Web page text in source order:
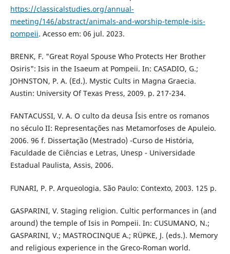
https://classicalstudies.org/annual-
meeting/146/abstract/animals-and-worship-temple-isis-
pompeii. Acesso em: 06 jul. 2023.
BRENK, F. "Great Royal Spouse Who Protects Her Brother
Osiris": Isis in the Isaeum at Pompeii. In: CASADIO, G.;
JOHNSTON, P. A. (Ed.). Mystic Cults in Magna Graecia.
Austin: University Of Texas Press, 2009. p. 217-234.
FANTACUSSI, V. A. O culto da deusa Ísis entre os romanos
no século II: Representações nas Metamorfoses de Apuleio.
2006. 96 f. Dissertação (Mestrado) -Curso de História,
Faculdade de Ciências e Letras, Unesp - Universidade
Estadual Paulista, Assis, 2006.
FUNARI, P. P. Arqueologia. São Paulo: Contexto, 2003. 125 p.
GASPARINI, V. Staging religion. Cultic performances in (and
around) the temple of Isis in Pompeii. In: CUSUMANO, N.;
GASPARINI, V.; MASTROCINQUE A.; RÜPKE, J. (eds.). Memory
and religious experience in the Greco-Roman world.